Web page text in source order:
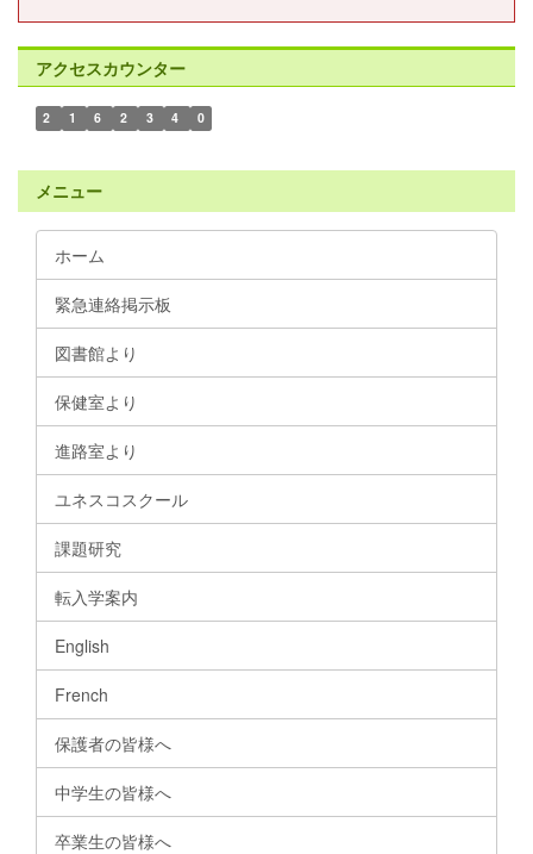
アクセスカウンター
2 1 6 2 3 4 0
メニュー
ホーム
緊急連絡掲示板
図書館より
保健室より
進路室より
ユネスコスクール
課題研究
転入学案内
English
French
保護者の皆様へ
中学生の皆様へ
卒業生の皆様へ